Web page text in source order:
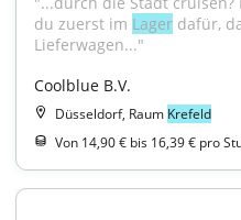
du zuerst im Lager dafür,
Lieferwagen..."
Coolblue B.V.
Düsseldorf, Raum Krefeld
Von 14,90 € bis 16,39 € pro